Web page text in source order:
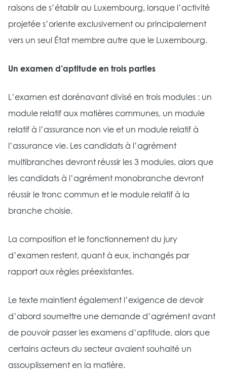
raisons de s’établir au Luxembourg, lorsque l’activité
projetée s’oriente exclusivement ou principalement
vers un seul État membre autre que le Luxembourg.
Un examen d’aptitude en trois parties
L’examen est dorénavant divisé en trois modules : un
module relatif aux matières communes, un module
relatif à l’assurance non vie et un module relatif à
l’assurance vie. Les candidats à l’agrément
multibranches devront réussir les 3 modules, alors que
les candidats à l’agrément monobranche devront
réussir le tronc commun et le module relatif à la
branche choisie.
La composition et le fonctionnement du jury
d’examen restent, quant à eux, inchangés par
rapport aux règles préexistantes.
Le texte maintient également l’exigence de devoir
d’abord soumettre une demande d’agrément avant
de pouvoir passer les examens d’aptitude, alors que
certains acteurs du secteur avaient souhaité un
assouplissement en la matière.